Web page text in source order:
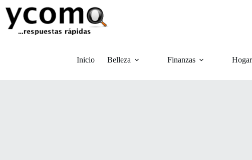
contenido
Inicio Belleza Finanzas Hogar